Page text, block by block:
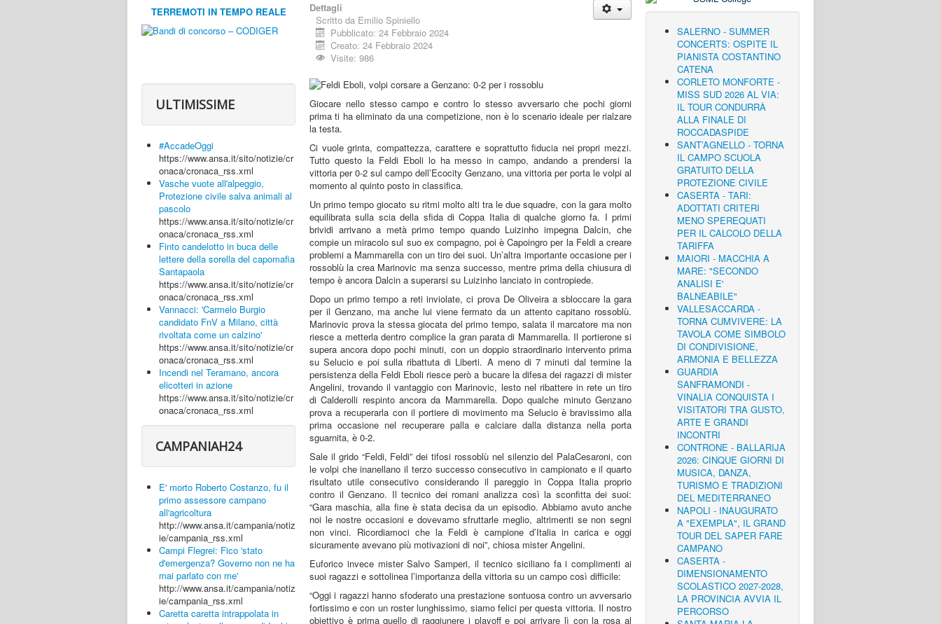
TERREMOTI IN TEMPO REALE
ULTIMISSIME
#AccadeOggi
https://www.ansa.it/sito/notizie/cr
onaca/cronaca_rss.xml
Vasche vuote all'alpeggio,
Protezione civile salva animali al
pascolo
https://www.ansa.it/sito/notizie/cr
onaca/cronaca_rss.xml
Finto candelotto in buca delle
lettere della sorella del capomafia
Santapaola
https://www.ansa.it/sito/notizie/cr
onaca/cronaca_rss.xml
Vannacci: 'Carmelo Burgio
candidato FnV a Milano, città
rivoltata come un calzino'
https://www.ansa.it/sito/notizie/cr
onaca/cronaca_rss.xml
Incendi nel Teramano, ancora
elicotteri in azione
https://www.ansa.it/sito/notizie/cr
onaca/cronaca_rss.xml
CAMPANIAH24
E' morto Roberto Costanzo, fu il
primo assessore campano
all'agricoltura
http://www.ansa.it/campania/notiz
ie/campania_rss.xml
Campi Flegrei: Fico 'stato
d'emergenza? Governo non ne ha
mai parlato con me'
http://www.ansa.it/campania/notiz
ie/campania_rss.xml
Caretta caretta intrappolata in
Dettagli
Scritto da Emilio Spiniello
Pubblicato: 24 Febbraio 2024
Creato: 24 Febbraio 2024
Visite: 986
Giocare nello stesso campo e contro lo stesso avversario che pochi giorni
prima ti ha eliminato da una competizione, non è lo scenario ideale per rialzare
la testa.
Ci vuole grinta, compattezza, carattere e soprattutto fiducia nei propri mezzi.
Tutto questo la Feldi Eboli lo ha messo in campo, andando a prendersi la
vittoria per 0-2 sul campo dell’Ecocity Genzano, una vittoria per porta le volpi al
momento al quinto posto in classifica.
Un primo tempo giocato su ritmi molto alti tra le due squadre, con la gara molto
equilibrata sulla scia della sfida di Coppa Italia di qualche giorno fa. I primi
brividi arrivano a metà primo tempo quando Luizinho impegna Dalcin, che
compie un miracolo sul suo ex compagno, poi è Capoingro per la Feldi a creare
problemi a Mammarella con un tiro dei suoi. Un’altra importante occasione per i
rossoblù la crea Marinovic ma senza successo, mentre prima della chiusura di
tempo è ancora Dalcin a superarsi su Luizinho lanciato in contropiede.
Dopo un primo tempo a reti inviolate, ci prova De Oliveira a sbloccare la gara
per il Genzano, ma anche lui viene fermato da un attento capitano rossoblù.
Marinovic prova la stessa giocata del primo tempo, salata il marcatore ma non
riesce a metterla dentro complice la gran parata di Mammarella. Il portierone si
supera ancora dopo pochi minuti, con un doppio straordinario intervento prima
su Selucio e poi sulla ribattuta di Liberti. A meno di 7 minuti dal termine la
persistenza della Feldi Eboli riesce però a bucare la difesa dei ragazzi di mister
Angelini, trovando il vantaggio con Marinovic, lesto nel ribattere in rete un tiro
di Calderolli respinto ancora da Mammarella. Dopo qualche minuto Genzano
prova a recuperarla con il portiere di movimento ma Selucio è bravissimo alla
prima occasione nel recuperare palla e calciare dalla distanza nella porta
sguarnita, è 0-2.
Sale il grido “Feldi, Feldi” dei tifosi rossoblù nel silenzio del PalaCesaroni, con
le volpi che inanellano il terzo successo consecutivo in campionato e il quarto
risultato utile consecutivo considerando il pareggio in Coppa Italia proprio
contro il Genzano. Il tecnico dei romani analizza così la sconfitta dei suoi:
“Gara maschia, alla fine è stata decisa da un episodio. Abbiamo avuto anche
noi le nostre occasioni e dovevamo sfruttarle meglio, altrimenti se non segni
non vinci. Ricordiamoci che la Feldi è campione d’Italia in carica e oggi
sicuramente avevano più motivazioni di noi”, chiosa mister Angelini.
Euforico invece mister Salvo Samperi, il tecnico siciliano fa i complimenti ai
suoi ragazzi e sottolinea l’importanza della vittoria su un campo così difficile:
“Oggi i ragazzi hanno sfoderato una prestazione sontuosa contro un avversario
fortissimo e con un roster lunghissimo, siamo felici per questa vittoria. Il nostro
obiettivo è prima quello di raggiunere i playoff e poi arrivare lì con la rosa al
SALERNO - SUMMER
CONCERTS: OSPITE IL
PIANISTA COSTANTINO
CATENA
CORLETO MONFORTE -
MISS SUD 2026 AL VIA:
IL TOUR CONDURRÀ
ALLA FINALE DI
ROCCADASPIDE
SANT’AGNELLO - TORNA
IL CAMPO SCUOLA
GRATUITO DELLA
PROTEZIONE CIVILE
CASERTA - TARI:
ADOTTATI CRITERI
MENO SPEREQUATI
PER IL CALCOLO DELLA
TARIFFA
MAIORI - MACCHIA A
MARE: "SECONDO
ANALISI E'
BALNEABILE"
VALLESACCARDA -
TORNA CUMVIVERE: LA
TAVOLA COME SIMBOLO
DI CONDIVISIONE,
ARMONIA E BELLEZZA
GUARDIA
SANFRAMONDI -
VINALIA CONQUISTA I
VISITATORI TRA GUSTO,
ARTE E GRANDI
INCONTRI
CONTRONE - BALLARIJA
2026: CINQUE GIORNI DI
MUSICA, DANZA,
TURISMO E TRADIZIONI
DEL MEDITERRANEO
NAPOLI - INAUGURATO
A "EXEMPLA", IL GRAND
TOUR DEL SAPER FARE
CAMPANO
CASERTA -
DIMENSIONAMENTO
SCOLASTICO 2027-2028,
LA PROVINCIA AVVIA IL
PERCORSO